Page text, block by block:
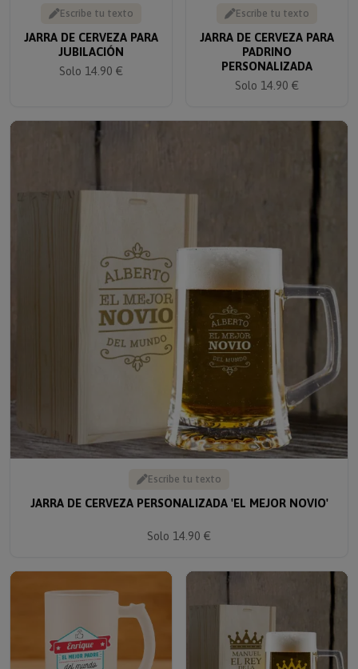
Escribe tu texto
JARRA DE CERVEZA PARA
JUBILACIÓN
Solo 14.90 €
Escribe tu texto
JARRA DE CERVEZA PARA
PADRINO
PERSONALIZADA
Solo 14.90 €
Escribe tu texto
JARRA DE CERVEZA PERSONALIZADA 'EL MEJOR NOVIO'
Solo 14.90 €